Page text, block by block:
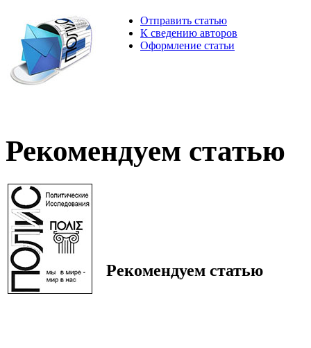
Отправить статью
К сведению авторов
Оформление статьи
Рекомендуем статью
Рекомендуем статью